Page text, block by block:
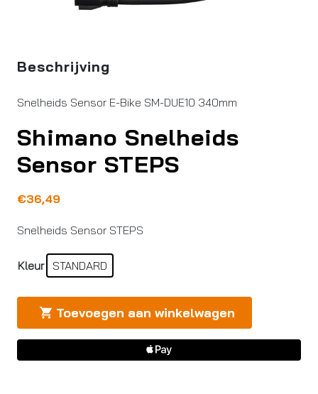
Beschrijving
Snelheids Sensor E-Bike SM-DUE10 340mm
Shimano Snelheids
Sensor STEPS
€36,49
Snelheids Sensor STEPS
Kleur STANDARD
Toevoegen aan winkelwagen